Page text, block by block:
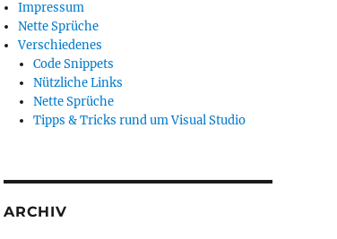
Impressum
Nette Sprüche
Verschiedenes
Code Snippets
Nützliche Links
Nette Sprüche
Tipps & Tricks rund um Visual Studio
ARCHIV